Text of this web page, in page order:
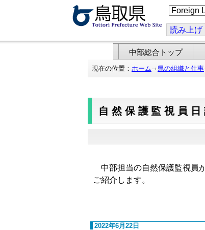
こ
の
ジ
を
翻
訳
す
読み上げ
中部総合トップ
現在の位置： ホーム 県の組織と仕事
自然保護監視員日
中部担当の自然保護監視員
ご紹介します。
2022年6月22日